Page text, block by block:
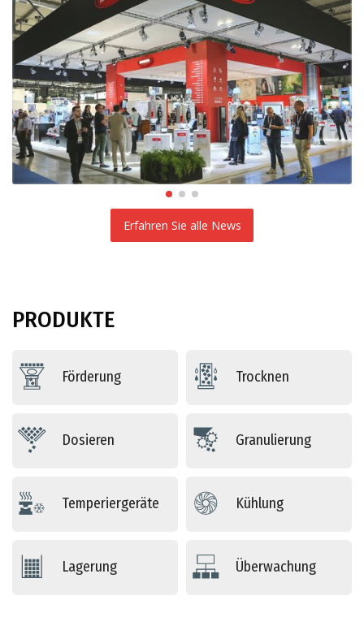
Erfahren Sie alle News
PRODUKTE
Förderung Trocknen
Dosieren Granulierung
Temperiergeräte Kühlung
Lagerung Überwachung